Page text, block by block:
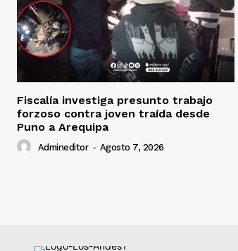
Fiscalía investiga presunto trabajo
forzoso contra joven traída desde
Puno a Arequipa
Admineditor - Agosto 7, 2026